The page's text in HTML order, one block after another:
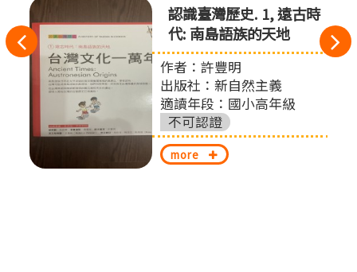
往
左
換
認識臺灣歷史. 1, 遠古時
代: 南島語族的天地
作者：許豐明
出版社：新自然主義
適讀年段：國小高年級
不可認證
more